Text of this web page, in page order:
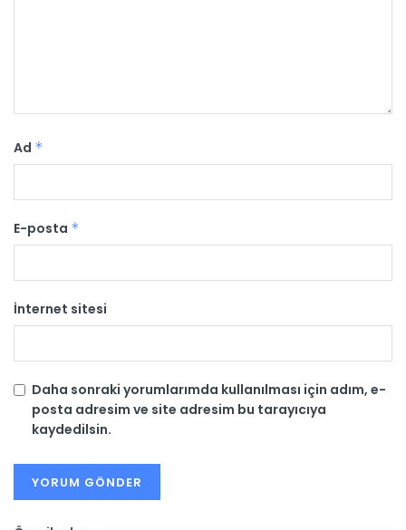
Ad *
E-posta *
İnternet sitesi
Daha sonraki yorumlarımda kullanılması için adım, e-
posta adresim ve site adresim bu tarayıcıya
kaydedilsin.